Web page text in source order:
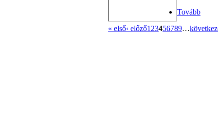
Tovább
« első‹ előző1 23456789…